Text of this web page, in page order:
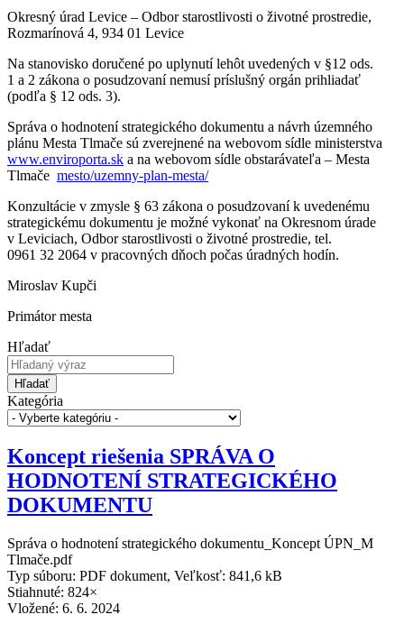
Okresný úrad Levice – Odbor starostlivosti o životné prostredie,
Rozmarínová 4, 934 01 Levice
Na stanovisko doručené po uplynutí lehôt uvedených v §12 ods.
1 a 2 zákona o posudzovaní nemusí príslušný orgán prihliadať
(podľa § 12 ods. 3).
Správa o hodnotení strategického dokumentu a návrh územného
plánu Mesta Tlmače sú zverejnené na webovom sídle ministerstva
www.enviroporta.sk a na webovom sídle obstarávateľa – Mesta
Tlmače mesto/uzemny-plan-mesta/
Konzultácie v zmysle § 63 zákona o posudzovaní k uvedenému
strategickému dokumentu je možné vykonať na Okresnom úrade
v Leviciach, Odbor starostlivosti o životné prostredie, tel.
0961 32 2064 v pracovných dňoch počas úradných hodín.
Miroslav Kupči
Primátor mesta
Hľadať
Hľadať
Kategória
Koncept riešenia SPRÁVA O
HODNOTENÍ STRATEGICKÉHO
DOKUMENTU
Správa o hodnotení strategického dokumentu_Koncept ÚPN_M
Tlmače.pdf
Typ súboru: PDF dokument, Veľkosť: 841,6 kB
Stiahnuté: 824×
Vložené: 6. 6. 2024